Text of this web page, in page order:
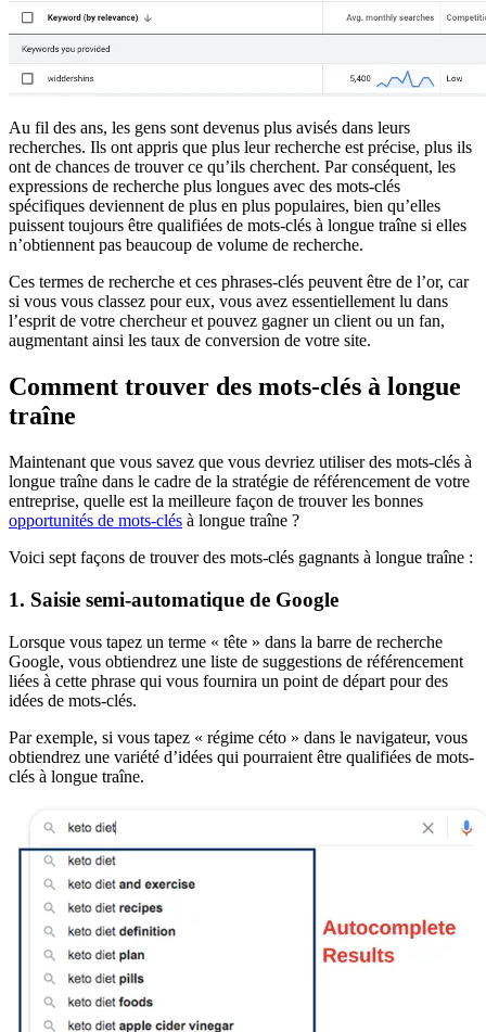
Au fil des ans, les gens sont devenus plus avisés dans leurs
recherches. Ils ont appris que plus leur recherche est précise, plus ils
ont de chances de trouver ce qu’ils cherchent. Par conséquent, les
expressions de recherche plus longues avec des mots-clés
spécifiques deviennent de plus en plus populaires, bien qu’elles
puissent toujours être qualifiées de mots-clés à longue traîne si elles
n’obtiennent pas beaucoup de volume de recherche.
Ces termes de recherche et ces phrases-clés peuvent être de l’or, car
si vous vous classez pour eux, vous avez essentiellement lu dans
l’esprit de votre chercheur et pouvez gagner un client ou un fan,
augmentant ainsi les taux de conversion de votre site.
Comment trouver des mots-clés à longue
traîne
Maintenant que vous savez que vous devriez utiliser des mots-clés à
longue traîne dans le cadre de la stratégie de référencement de votre
entreprise, quelle est la meilleure façon de trouver les bonnes
opportunités de mots-clés à longue traîne ?
Voici sept façons de trouver des mots-clés gagnants à longue traîne :
1. Saisie semi-automatique de Google
Lorsque vous tapez un terme « tête » dans la barre de recherche
Google, vous obtiendrez une liste de suggestions de référencement
liées à cette phrase qui vous fournira un point de départ pour des
idées de mots-clés.
Par exemple, si vous tapez « régime céto » dans le navigateur, vous
obtiendrez une variété d’idées qui pourraient être qualifiées de mots-
clés à longue traîne.